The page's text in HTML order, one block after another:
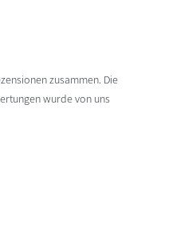
zusammen. Die
wurde von uns